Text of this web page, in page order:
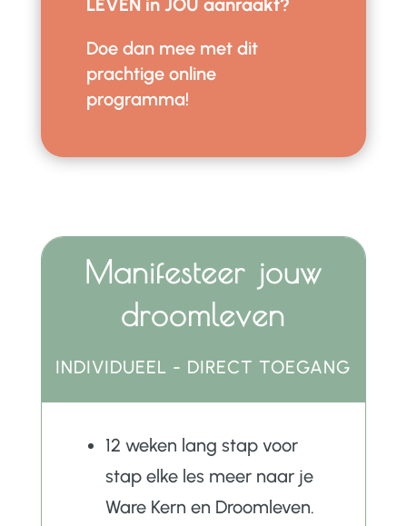
LEVEN in JOU aanraakt?
Doe dan mee met dit
prachtige online
programma!
Manifesteer jouw
droomleven
INDIVIDUEEL - DIRECT TOEGANG
12 weken lang stap voor
stap elke les meer naar je
Ware Kern en Droomleven.